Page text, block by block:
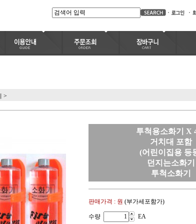
>
투척용소화기 X
거치대 포함
(어린이집용 등
던지는소화기
투척소화기
판매가격 : 원 (부가세포함가)
수량 EA